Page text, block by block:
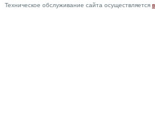
Техническое обслуживание сайта осуществляется